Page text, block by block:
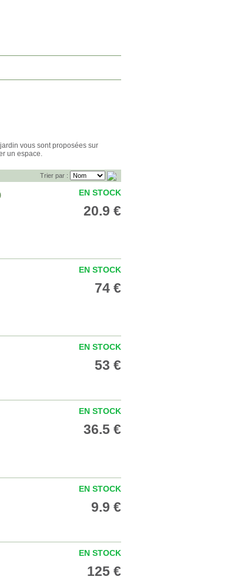
vous sont proposées sur
un espace.
Trier par :
EN STOCK
20.9 €
EN STOCK
74 €
EN STOCK
53 €
EN STOCK
36.5 €
EN STOCK
9.9 €
EN STOCK
125 €